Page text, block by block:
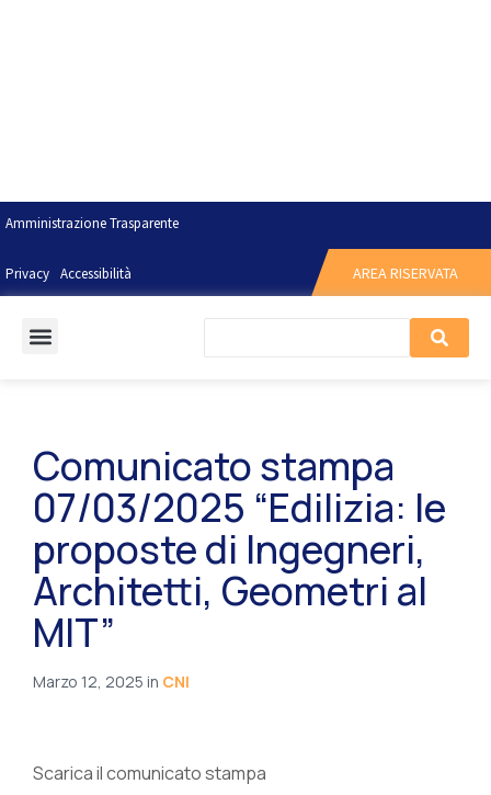
Amministrazione Trasparente
Privacy Accessibilità AREA RISERVATA
Comunicato stampa
07/03/2025 “Edilizia: le
proposte di Ingegneri,
Architetti, Geometri al
MIT”
Marzo 12, 2025 in CNI
Scarica il comunicato stampa